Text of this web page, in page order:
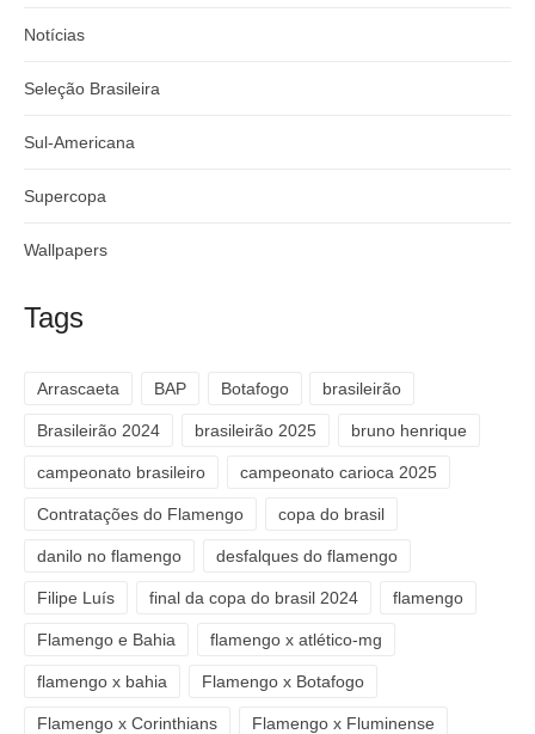
Notícias
Seleção Brasileira
Sul-Americana
Supercopa
Wallpapers
Tags
Arrascaeta BAP Botafogo brasileirão
Brasileirão 2024 brasileirão 2025 bruno henrique
campeonato brasileiro campeonato carioca 2025
Contratações do Flamengo copa do brasil
danilo no flamengo desfalques do flamengo
Filipe Luís final da copa do brasil 2024 flamengo
Flamengo e Bahia flamengo x atlético-mg
flamengo x bahia Flamengo x Botafogo
Flamengo x Corinthians Flamengo x Fluminense